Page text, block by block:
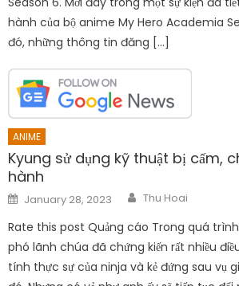
ANIME
Kyung sử dụng kỹ thuật bị cấm,
hành
Posted
on
January 28, 2023 Author
Thu Hoai
Rate this post Quảng cáo Trong quá
phó lãnh chúa đã chứng kiến ​​rất nhiều
tính thực sự của ninja và kẻ đứng sau vụ
đó. Nhưng có vẻ như anh ấy sẽ tiếp tục
tạp […]
Post
navigation